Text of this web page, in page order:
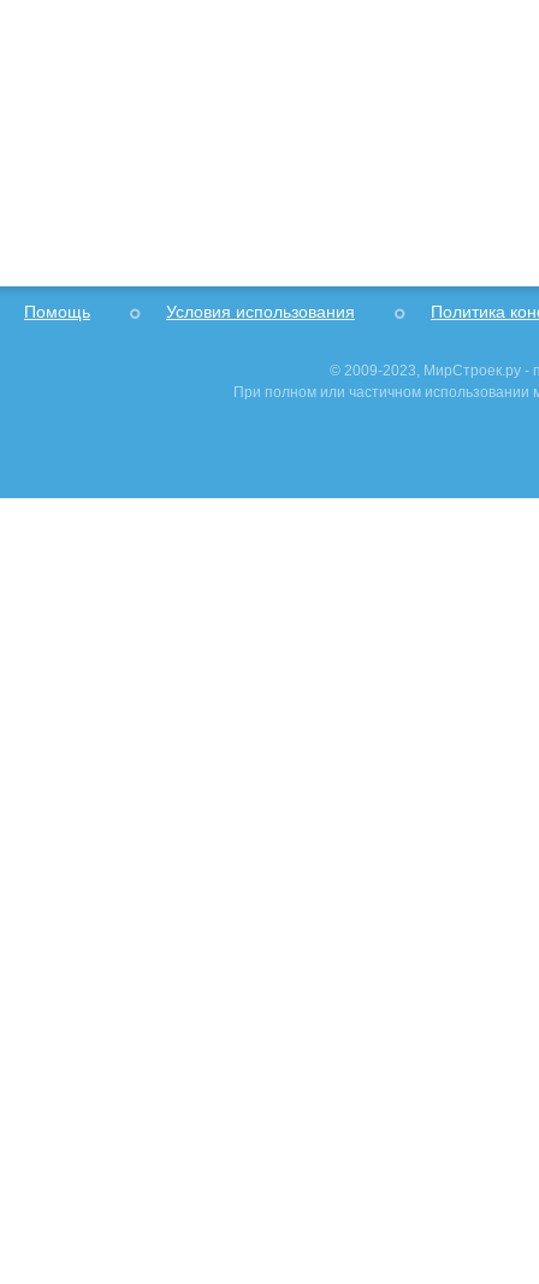
Помощь Условия использования Политика
© 2009-2023, МирСтроек.ру -
При полном или частичном использовании